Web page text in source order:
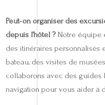
Peut‑on organiser des
depuis l’hôtel ?Notre équipe
des itinéraires personnalisés
bateau, des visites de
collaborons avec des
navigation pour vous aider à